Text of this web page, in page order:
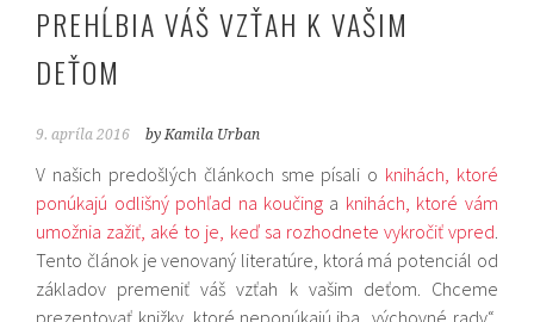
PREHĹBIA VÁŠ VZŤAH K VAŠIM
DEŤOM
9. apríla 2016 by Kamila Urban
V našich predošlých článkoch sme písali o knihách, ktoré
ponúkajú odlišný pohľad na koučing a knihách, ktoré vám
umožnia zažiť, aké to je, keď sa rozhodnete vykročiť vpred.
Tento článok je venovaný literatúre, ktorá má potenciál od
základov premeniť váš vzťah k vašim deťom. Chceme